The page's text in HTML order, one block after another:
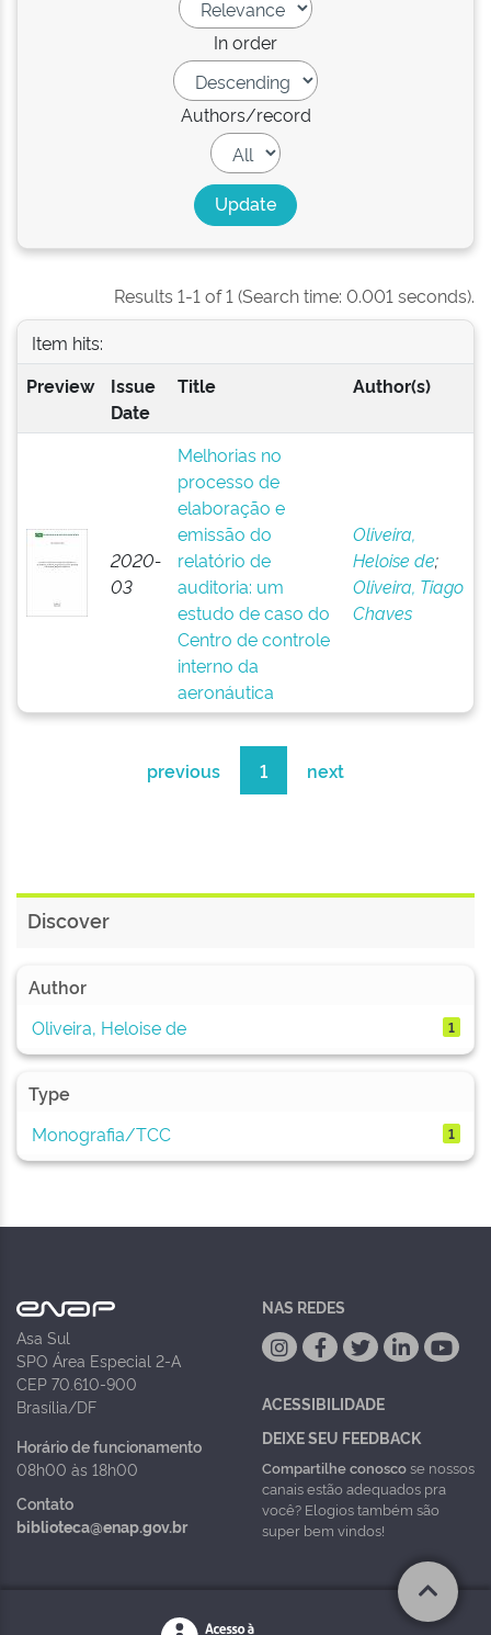
In order
Authors/record
Results 1-1 of 1 (Search time: 0.001 seconds).
Item hits:
Preview
Issue
Date
Title Author(s)
2020-
03
Melhorias no
processo de
elaboração e
emissão do
relatório de
auditoria: um
estudo de caso do
Centro de controle
interno da
aeronáutica
Oliveira,
Heloise de;
Oliveira, Tiago
Chaves
previous 1 next
Discover
Author
Oliveira, Heloise de
1
Type
Monografia/TCC
1
Asa Sul
SPO Área Especial 2-A
CEP 70.610-900
Brasília/DF
Horário de funcionamento
08h00 às 18h00
Contato
biblioteca@enap.gov.br
NAS REDES
ACESSIBILIDADE
DEIXE SEU FEEDBACK
Compartilhe conoscose nossos
canais estão adequados pra
você? Elogios também são
super bem vindos!